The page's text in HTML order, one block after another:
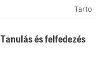
Tarto
Tanulás és felfedezés